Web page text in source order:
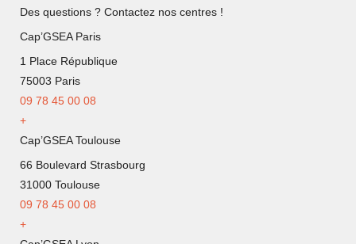
Des questions ? Contactez nos centres !
Cap’GSEA Paris
1 Place République
75003 Paris
09 78 45 00 08
+
Cap’GSEA Toulouse
66 Boulevard Strasbourg
31000 Toulouse
09 78 45 00 08
+